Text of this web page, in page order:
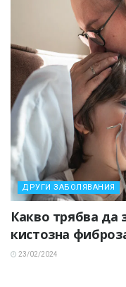
ДРУГИ ЗАБОЛЯВАНИЯ
Какво трябва да
кистозна
23/02/2024